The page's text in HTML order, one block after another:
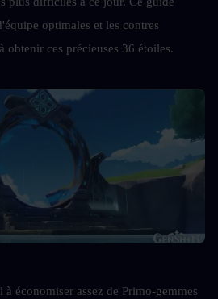
optimales et les contres
obtenir ces précieuses 36 étoiles.
économiser assez de Primo-gemmes